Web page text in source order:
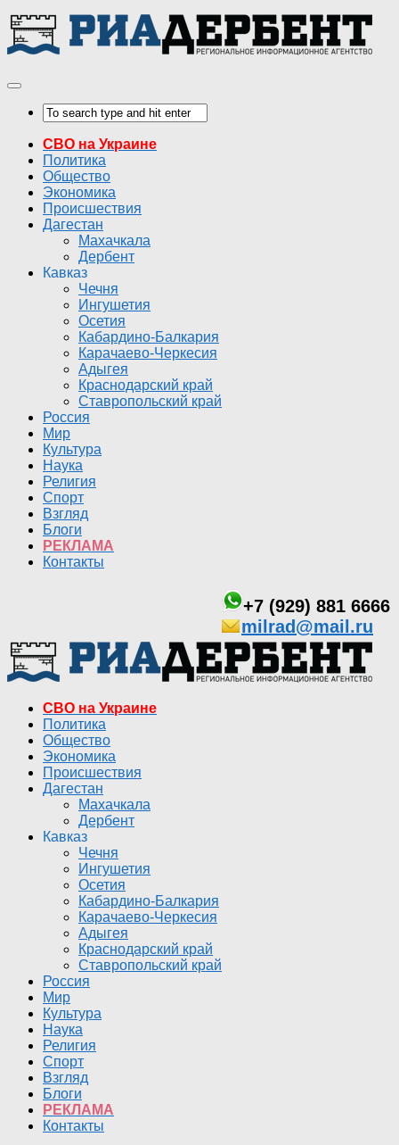
СВО на Украине
Политика
Общество
Экономика
Происшествия
Дагестан
Махачкала
Дербент
Кавказ
Чечня
Ингушетия
Осетия
Кабардино-Балкария
Карачаево-Черкесия
Адыгея
Краснодарский край
Ставропольский край
Россия
Мир
Культура
Наука
Религия
Спорт
Взгляд
Блоги
РЕКЛАМА
Контакты
+7 (929) 881 6666
milrad@mail.ru
СВО на Украине
Политика
Общество
Экономика
Происшествия
Дагестан
Махачкала
Дербент
Кавказ
Чечня
Ингушетия
Осетия
Кабардино-Балкария
Карачаево-Черкесия
Адыгея
Краснодарский край
Ставропольский край
Россия
Мир
Культура
Наука
Религия
Спорт
Взгляд
Блоги
РЕКЛАМА
Контакты